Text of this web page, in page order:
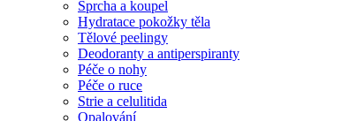
Sprcha a koupel
Hydratace pokožky těla
Tělové peelingy
Deodoranty a antiperspiranty
Péče o nohy
Péče o ruce
Strie a celulitida
Opalování